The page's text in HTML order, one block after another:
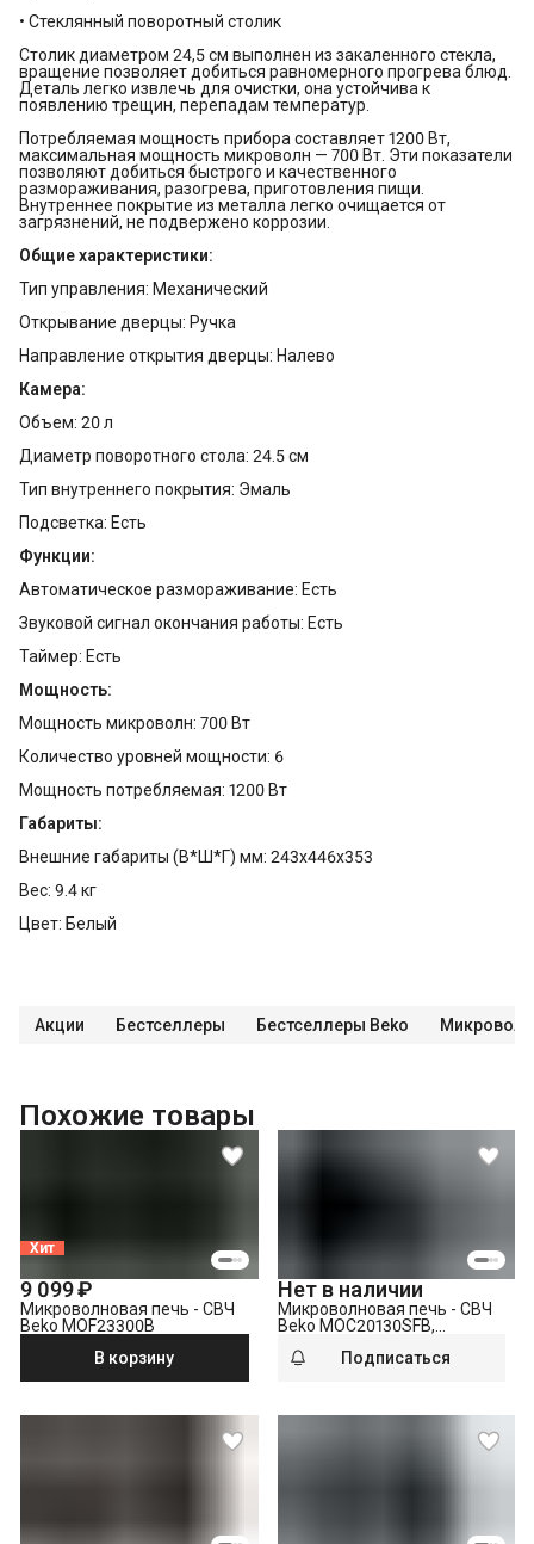
• Стеклянный поворотный столик
Столик диаметром 24,5 см выполнен из закаленного стекла,
вращение позволяет добиться равномерного прогрева блюд.
Деталь легко извлечь для очистки, она устойчива к
появлению трещин, перепадам температур.
Потребляемая мощность прибора составляет 1200 Вт,
максимальная мощность микроволн — 700 Вт. Эти показатели
позволяют добиться быстрого и качественного
размораживания, разогрева, приготовления пищи.
Внутреннее покрытие из металла легко очищается от
загрязнений, не подвержено коррозии.
Общие характеристики:
Тип управления: Механический
Открывание дверцы: Ручка
Направление открытия дверцы: Налево
Камера:
Объем: 20 л
Диаметр поворотного стола: 24.5 см
Тип внутреннего покрытия: Эмаль
Подсветка: Есть
Функции:
Автоматическое размораживание: Есть
Звуковой сигнал окончания работы: Есть
Таймер: Есть
Мощность:
Мощность микроволн: 700 Вт
Количество уровней мощности: 6
Мощность потребляемая: 1200 Вт
Габариты:
Внешние габариты (В*Ш*Г) мм: 243х446х353
Вес: 9.4 кг
Цвет: Белый
Акции Бестселлеры Бестселлеры Beko
Похожие товары
Хит
9 099 ₽
Микроволновая печь - СВЧ
Beko MOF23300B
В корзину
Нет в наличии
Микроволновая печь - СВЧ
Beko MOC20130SFB,
Подписаться